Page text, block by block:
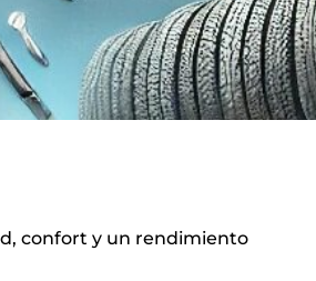
confort y un rendimiento